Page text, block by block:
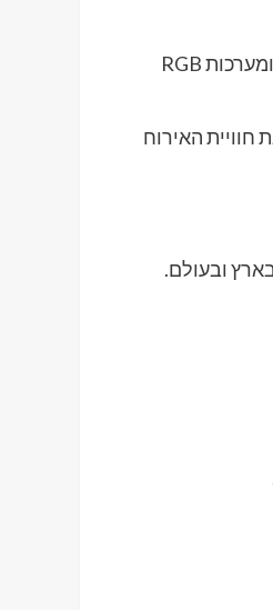
בוצע תכנון תאורה רחב היקף למרכז מסחרי, כולל חזיתות מוארות, תאורת שטחים ציבוריים ומערכות RGB
האירוח
ובעולם.